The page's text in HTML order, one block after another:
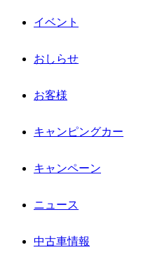
イベント
おしらせ
お客様
キャンピングカー
キャンペーン
ニュース
中古車情報